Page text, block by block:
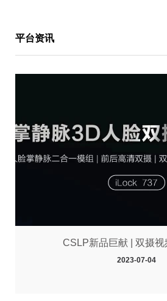
平台资讯
CSLP新品巨献 | 双摄视
2023-07-04